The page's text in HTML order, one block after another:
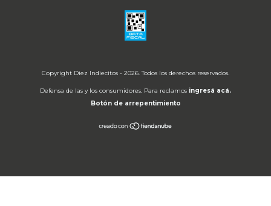
Copyright Diez Indiecitos - 2026. Todos los derechos reservados.
Defensa de las y los consumidores. Para reclamos ingresá acá.
Botón de arrepentimiento